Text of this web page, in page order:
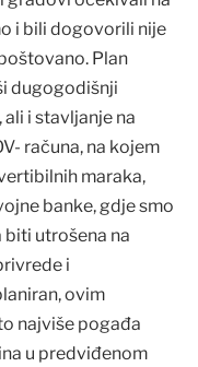
i bili dogovorili nije
Plan
dugogodišnji
i stavljanje na
računa, na kojem
maraka,
banke, gdje smo
utrošena na
i
ovim
najviše pogađa
u predviđenom